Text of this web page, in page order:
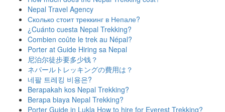
Nepal Travel Agency
Сколько стоит треккинг в Непале?
¿Cuánto cuesta Nepal Trekking?
Combien coûte le trek au Népal?
Porter at Guide Hiring sa Nepal
尼泊尔徒步要多少钱？
ネパールトレッキングの費用は？
네팔 트레킹 비용은?
Berapakah kos Nepal Trekking?
Berapa biaya Nepal Trekking?
Porter Guide in Lukla How to hire for Everest Trekking?